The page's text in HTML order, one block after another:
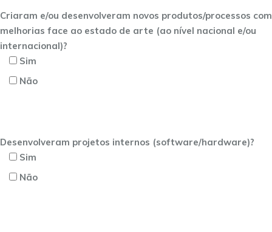
Criaram e/ou desenvolveram novos produtos/processos com
melhorias face ao estado de arte (ao nível nacional e/ou
internacional)?
Sim
Não
Desenvolveram projetos internos (software/hardware)?
Sim
Não